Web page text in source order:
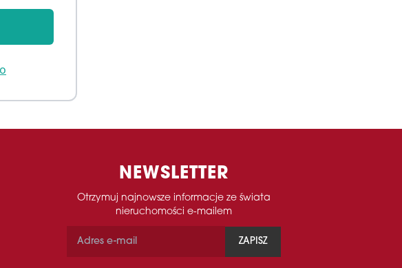
NEWSLETTER
Otrzymuj najnowsze informacje ze świata
nieruchomości e-mailem
ZAPISZ